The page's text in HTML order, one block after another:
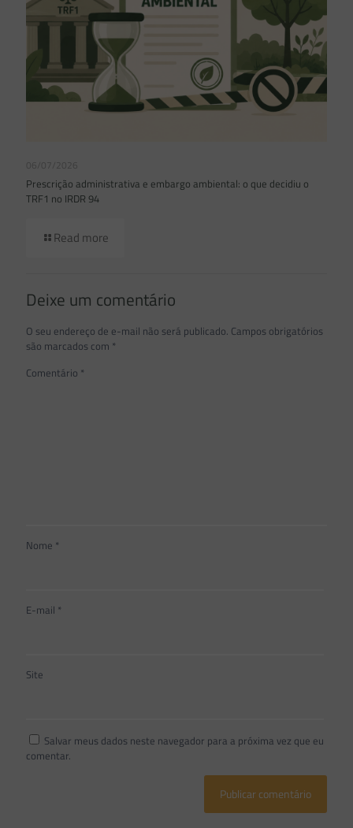
06/07/2026
Prescrição administrativa e embargo ambiental: o que decidiu o
TRF1 no IRDR 94
Read more
Deixe um comentário
O seu endereço de e-mail não será publicado. Campos obrigatórios
são marcados com *
Comentário *
Nome *
E-mail *
Site
Salvar meus dados neste navegador para a próxima vez que eu
comentar.